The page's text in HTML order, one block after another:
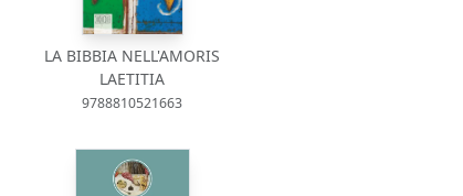
LA BIBBIA NELL'AMORIS
LAETITIA
9788810521663